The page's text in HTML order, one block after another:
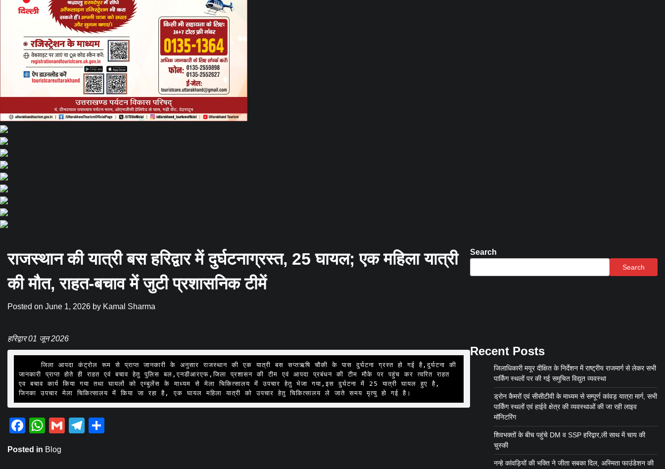
राजस्थान की यात्री बस हरिद्वार में दुर्घटनाग्रस्त, 25 घायल; एक महिला यात्री
की मौत, राहत-बचाव में जुटी प्रशासनिक टीमें
Posted on June 1, 2026 by Kamal Sharma
हरिद्वार 01 जून 2026
     जिला आपदा कंट्रोल रूम से प्राप्त जानकारी के अनुसार राजस्थान की एक यात्री बस सप्तऋषि चौकी के पास दुर्घटना ग्रस्त हो गई है,दुर्घटना की
जानकारी प्राप्त होते ही राहत एवं बचाव हेतु पुलिस बल,एनडीआरएफ,जिला प्रशासन की टीम एवं आपदा प्रबंधन की टीम मौके पर पहुंच कर त्वरित राहत
एव बचाव कार्य किया गया तथा घायलों को एम्बुलेंस के माध्यम से मेला चिकित्सालय में उपचार हेतु भेजा गया,इस दुर्घटना में 25 यात्री घायल हुए है,
जिनका उपचार मेला चिकित्सालय में किया जा रहा है, एक घायल महिला यात्री को उपचार हेतु चिकित्सालय ले जाते समय मृत्यु हो गई है।
Facebook
WhatsApp
GmailTelegram
Posted in Blog
Search
Search
Recent Posts
जिलाधिकारी मयूर दीक्षित के निर्देशन में राष्ट्रीय राजमार्ग से लेकर सभी
पार्किंग स्थलों पर की गई समुचित विद्युत व्यवस्था
ड्रोन कैमरों एवं सीसीटीवी के माध्यम से सम्पूर्ण कांवड़ यात्रा मार्ग, सभी
पार्किंग स्थलों एवं हाईवे क्षेत्र की व्यवस्थाओं की जा रही लाइव
मॉनिटरिंग
शिवभक्तों के बीच पहुंचे DM व SSP हरिद्वार,ली साथ में चाय की
चुस्की
नन्हे कांवड़ियों की भक्ति ने जीता सबका दिल, अस्मिता फाउंडेशन की